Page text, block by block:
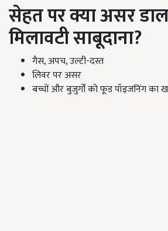
सेहत पर क्या असर
मिलावटी साबूदाना?
गैस, अपच, उल्टी-दस्त
लिवर पर असर
बच्चों और बुजुर्गों को फूड पॉइजनिंग का